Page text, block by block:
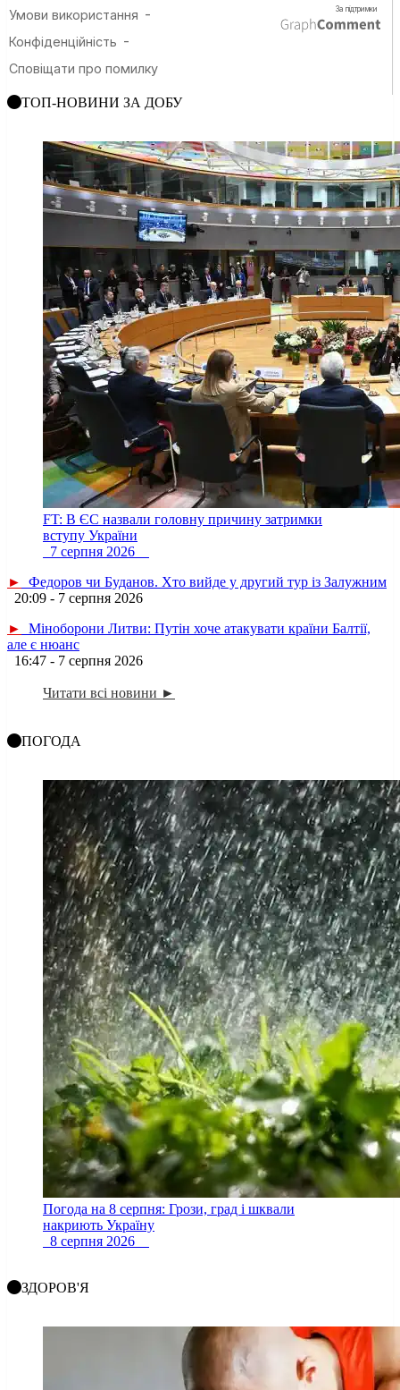
ТОП-НОВИНИ ЗА ДОБУ
FT: В ЄС назвали головну причину затримки
вступу України
7 серпня 2026
►
Федоров чи Буданов. Хто вийде у другий тур із Залужним
20:09 - 7 серпня 2026
►
Міноборони Литви: Путін хоче атакувати країни Балтії,
але є нюанс
16:47 - 7 серпня 2026
Читати всі новини ►
ПОГОДА
Погода на 8 серпня: Грози, град і шквали
накриють Україну
8 серпня 2026
ЗДОРОВ'Я